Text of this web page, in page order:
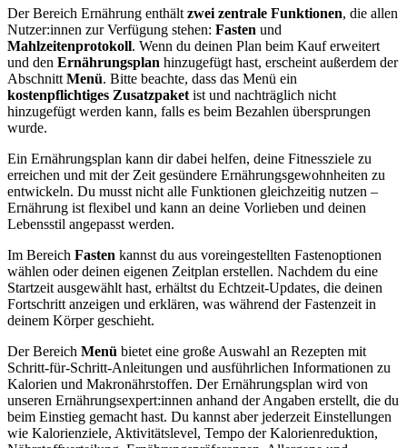
Der Bereich Ernährung enthältzwei zentrale Funktionen, die allen
Nutzer:innen zur Verfügung stehen: Fasten und
Mahlzeitenprotokoll. Wenn du deinen Plan beim Kauf erweitert
und den Ernährungsplan hinzugefügt hast, erscheint außerdem der
AbschnittMenü. Bitte beachte, dass das Menü ein
kostenpflichtiges Zusatzpaketist und nachträglich nicht
hinzugefügt werden kann, falls es beim Bezahlen übersprungen
wurde.
Ein Ernährungsplan kann dir dabei helfen, deine Fitnessziele zu
erreichen und mit der Zeit gesündere Ernährungsgewohnheiten zu
entwickeln. Du musst nicht alle Funktionen gleichzeitig nutzen –
Ernährung ist flexibel und kann an deine Vorlieben und deinen
Lebensstil angepasst werden.
Im Bereich Fasten kannst du aus voreingestellten Fastenoptionen
wählen oder deinen eigenen Zeitplan erstellen. Nachdem du eine
Startzeit ausgewählt hast, erhältst du Echtzeit-Updates, die deinen
Fortschritt anzeigen und erklären, was während der Fastenzeit in
deinem Körper geschieht.
Der Bereich Menü bietet eine große Auswahl an Rezepten mit
Schritt-für-Schritt-Anleitungen und ausführlichen Informationen zu
Kalorien und Makronährstoffen. Der Ernährungsplan wird von
unseren Ernährungsexpert:innen anhand der Angaben erstellt, die du
beim Einstieg gemacht hast. Du kannst aber jederzeit Einstellungen
wie Kalorienziele, Aktivitätslevel, Tempo der Kalorienreduktion,